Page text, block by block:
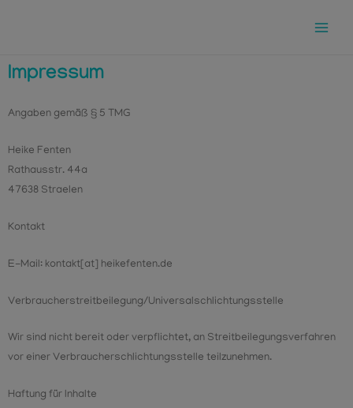
Impressum
Angaben gemäß § 5 TMG
Heike Fenten
Rathausstr. 44a
47638 Straelen
Kontakt
E-Mail: kontakt[at] heikefenten.de
Verbraucherstreitbeilegung/Universalschlichtungsstelle
Wir sind nicht bereit oder verpflichtet, an Streitbeilegungsverfahren
vor einer Verbraucherschlichtungsstelle teilzunehmen.
Haftung für Inhalte